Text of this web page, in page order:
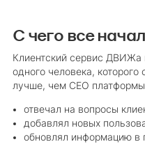
С чего все
Клиентский сервис ДВИЖа
одного человека,
лучше, чем СЕО
отвечал на вопросы
добавлял новых
обновлял информацию в